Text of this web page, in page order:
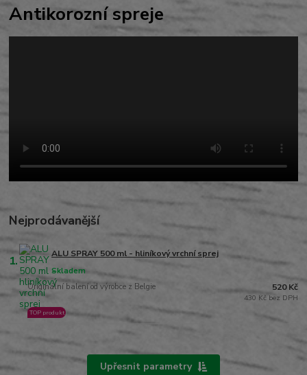
Antikorozní spreje
Nejprodávanější
1. ALU SPRAY 500 ml - hliníkový vrchní sprej
Originální balení od výrobce z Belgie
Skladem
TOP produkt
520 Kč
430 Kč bez DPH
Upřesnit parametry